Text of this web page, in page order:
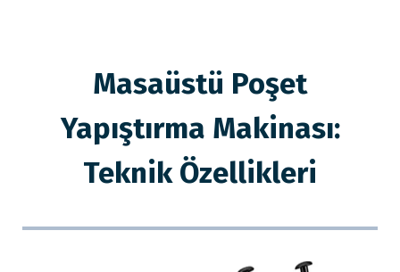
Masaüstü Poşet
Yapıştırma Makinası:
Teknik Özellikleri